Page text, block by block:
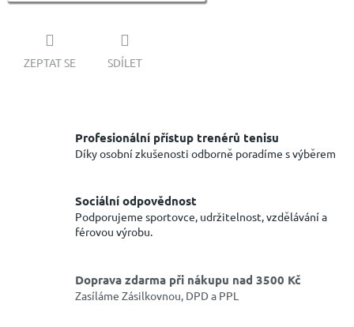
ZEPTAT SE SDÍLET
Profesionální přístup trenérů tenisu
Díky osobní zkušenosti odborně poradíme s výběrem
Sociální odpovědnost
Podporujeme sportovce, udržitelnost, vzdělávání a
férovou výrobu.
Doprava zdarma při nákupu nad 3500 Kč
Zasíláme Zásilkovnou, DPD a PPL